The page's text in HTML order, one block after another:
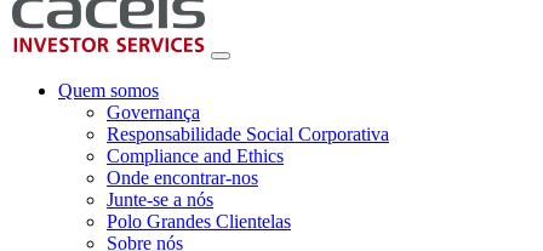
Quem somos
Governança
Responsabilidade Social Corporativa
Compliance and Ethics
Onde encontrar-nos
Junte-se a nós
Polo Grandes Clientelas
Sobre nós